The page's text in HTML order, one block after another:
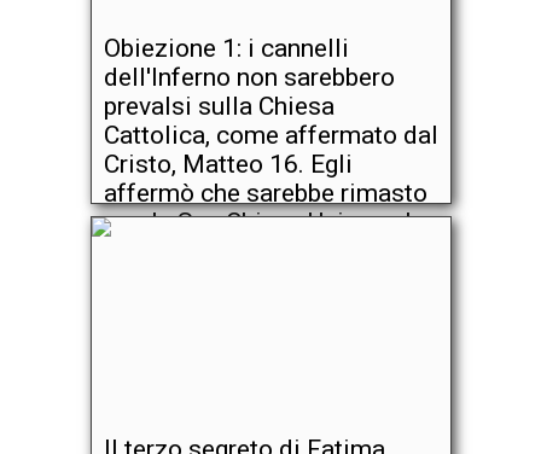
Obiezione 1: i cannelli
dell'Inferno non sarebbero
prevalsi sulla Chiesa
Cattolica, come affermato dal
Cristo, Matteo 16. Egli
affermò che sarebbe rimasto
con la Sua Chiesa Universale